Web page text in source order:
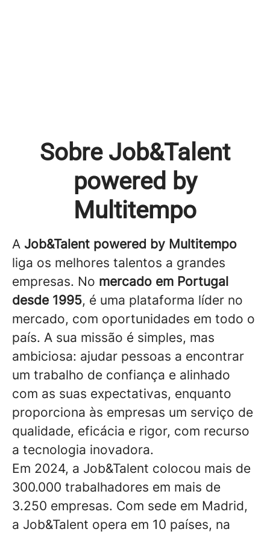
Sobre Job&Talent
powered by
Multitempo
A Job&Talent powered by Multitempo
liga os melhores talentos a grandes
empresas. No mercado em Portugal
desde 1995, é uma plataforma líder no
mercado, com oportunidades em todo o
país. A sua missão é simples, mas
ambiciosa: ajudar pessoas a encontrar
um trabalho de confiança e alinhado
com as suas expectativas, enquanto
proporciona às empresas um serviço de
qualidade, eficácia e rigor, com recurso
a tecnologia inovadora.
Em 2024, a Job&Talent colocou mais de
300.000 trabalhadores em mais de
3.250 empresas. Com sede em Madrid,
a Job&Talent opera em 10 países, na